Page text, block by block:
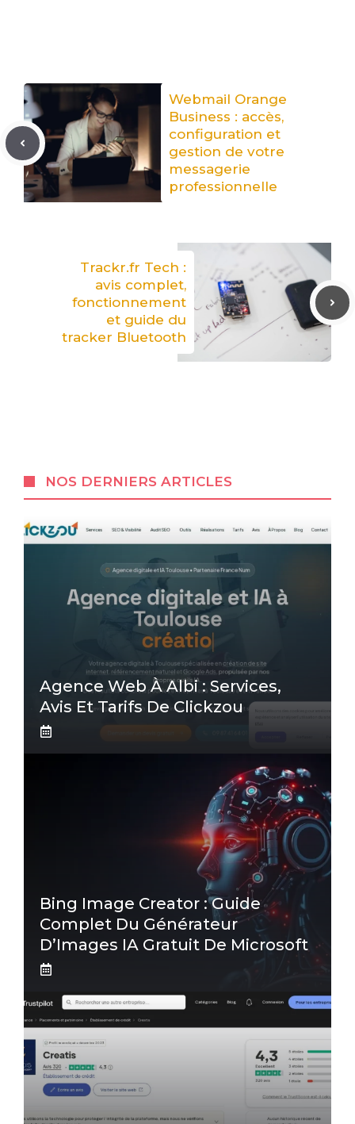
Webmail Orange
Business : accès,
configuration et
gestion de votre
messagerie
professionnelle
Trackr.fr Tech :
avis complet,
fonctionnement
et guide du
tracker Bluetooth
NOS DERNIERS ARTICLES
Agence Web À Albi : Services,
Avis Et Tarifs De Clickzou
Bing Image Creator : Guide
Complet Du Générateur
D’Images IA Gratuit De Microsoft